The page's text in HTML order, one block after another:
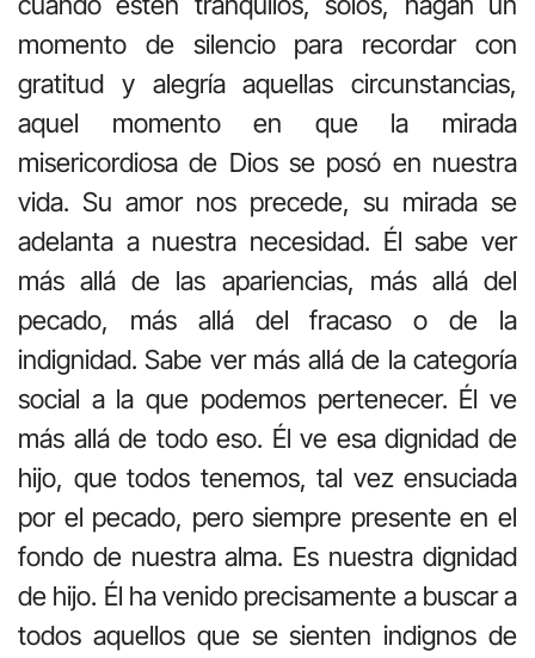
momento de silencio para recordar con
gratitud y alegría aquellas circunstancias,
aquel momento en que la mirada
misericordiosa de Dios se posó en nuestra
vida. Su amor nos precede, su mirada se
adelanta a nuestra necesidad. Él sabe ver
más allá de las apariencias, más allá del
pecado, más allá del fracaso o de la
indignidad. Sabe ver más allá de la categoría
social a la que podemos pertenecer. Él ve
más allá de todo eso. Él ve esa dignidad de
hijo, que todos tenemos, tal vez ensuciada
por el pecado, pero siempre presente en el
fondo de nuestra alma. Es nuestra dignidad
de hijo. Él ha venido precisamente a buscar a
todos aquellos que se sienten indignos de